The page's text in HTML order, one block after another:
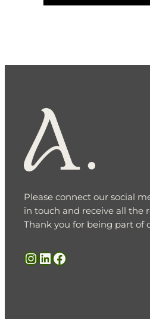
Please connect our social
in touch and receive all the
Thank you for being part of
InstagramLinkedIn Facebook